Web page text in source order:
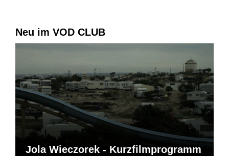
Neu im VOD CLUB
Jola Wieczorek - Kurzfilmprogramm